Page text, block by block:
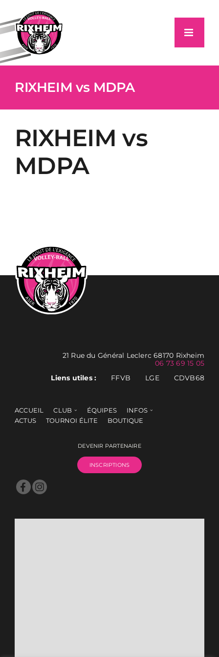
contenu
RIXHEIM vs MDPA
RIXHEIM vs
MDPA
21 Rue du Général Leclerc 68170 Rixheim
06 73 69 15 05
Liens utiles :
FFVB LGE CDVB68
ACCUEIL CLUB ÉQUIPES
INFOS
ACTUS
TOURNOI ÉLITE BOUTIQUE
DEVENIR PARTENAIRE
INSCRIPTIONS